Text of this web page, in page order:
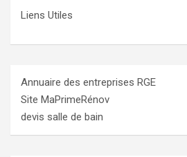
Liens Utiles
Annuaire des entreprises RGE
Site MaPrimeRénov
devis salle de bain